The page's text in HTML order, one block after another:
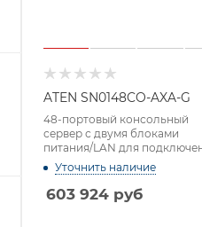
ATEN SN0148CO-AXA-G
48-портовый консольный
сервер с двумя блоками
питания/LAN для
устройств с
интерфейсом
Уточнить наличие
603 924 руб